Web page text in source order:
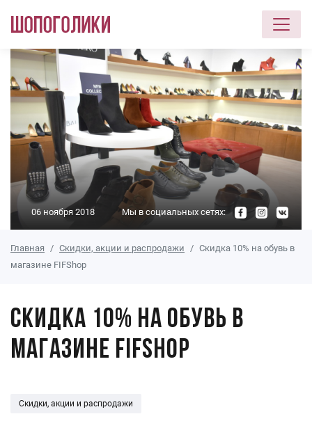
Перейти к основному содержанию
06 ноября 2018 Мы в социальных сетях:
Главная Скидки, акции и распродажи
Скидка 10% на обувь в
магазине FIFShop
Скидка 10% на обувь в
магазине FIFShop
Скидки, акции и распродажи